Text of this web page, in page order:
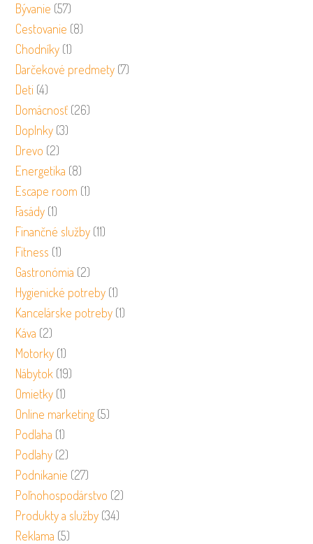
Bývanie (57)
Cestovanie (8)
Chodníky (1)
Darčekové predmety (7)
Deti (4)
Domácnosť (26)
Doplnky (3)
Drevo (2)
Energetika (8)
Escape room (1)
Fasády (1)
Finančné služby (11)
Fitness (1)
Gastronómia (2)
Hygienické potreby (1)
Kancelárske potreby (1)
Káva (2)
Motorky (1)
Nábytok (19)
Omietky (1)
Online marketing (5)
Podlaha (1)
Podlahy (2)
Podnikanie (27)
Poľnohospodárstvo (2)
Produkty a služby (34)
Reklama (5)